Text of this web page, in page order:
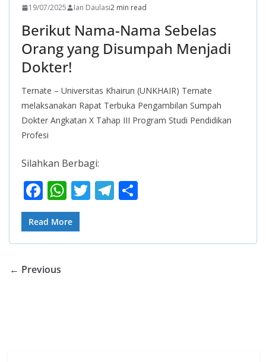
19/07/2025 Ian Daulasi2 min read
Berikut Nama-Nama Sebelas
Orang yang Disumpah Menjadi
Dokter!
Ternate – Universitas Khairun (UNKHAIR) Ternate
melaksanakan Rapat Terbuka Pengambilan Sumpah
Dokter Angkatan X Tahap III Program Studi Pendidikan
Profesi
Silahkan Berbagi:
F
ac
e
b
o
W
h
at
s
T
er
T
gr e
Read More
← Previous